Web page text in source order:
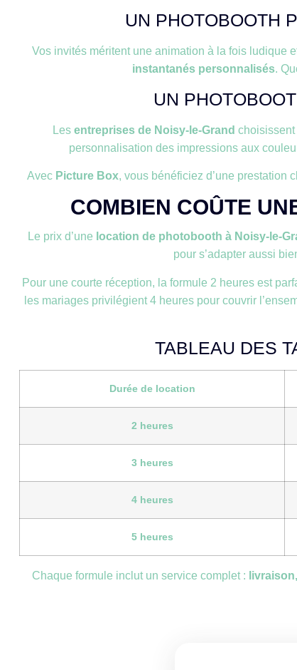
UN PHOTOBOOTH
Vos invités méritent une animation à la fois ludique
instantanés personnalisés.
UN
Les entreprises de Noisy-le-Grand choisissent
personnalisation des impressions aux
Avec Picture Box, vous bénéficiez d’une prestation
COMBIEN COÛTE
Le prix d’une location de photobooth à Noisy-le-
pour s’adapter aussi
Pour une courte réception, la formule 2 heures est
les mariages privilégient 4 heures pour couvrir
TABLEAU DES
Durée de location
2 heures
3 heures
4 heures
5 heures
Chaque formule inclut un service complet :